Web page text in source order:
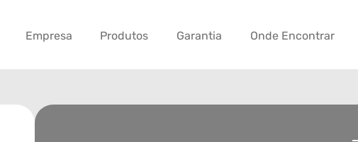
Empresa Produtos Garantia Onde Encontrar